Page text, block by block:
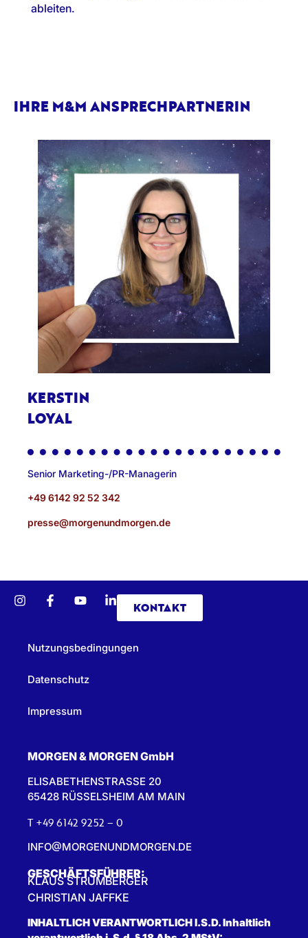
ableiten.
IHRE M&M ANSPRECHPARTNERIN
KERSTIN
LOYAL
Senior Marketing-/PR-Managerin
+49 6142 92 52 342
presse@morgenundmorgen.de
KONTAKT
Nutzungsbedingungen
Datenschutz
Impressum
MORGEN & MORGEN GmbH
ELISABETHENSTRASSE 20
65428 RÜSSELSHEIM AM MAIN
T +49 6142 9252 – 0
INFO@MORGENUNDMORGEN.DE
GESCHÄFTSFÜHRER:
KLAUS STRUMBERGER
CHRISTIAN JAFFKE
INHALTLICH VERANTWORTLICH I.S.D. Inhaltlich